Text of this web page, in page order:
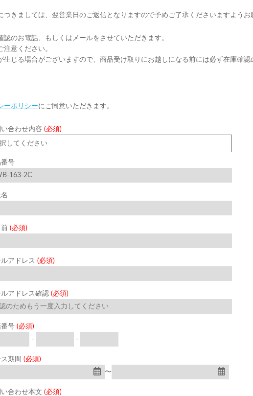
きましては、翌営業日のご返信となりますので予めご了承くださいますようお
のお電話、もしくはメールをさせていただきます。
意ください。
じる場合がございますので、商品受け取りにお越しになる前には必ず在庫確認
ーポリシーにご同意いただきます。
い合わせ内容 (必須)
番号
前 (必須)
ルアドレス (必須)
ルアドレス確認 (必須)
番号 (必須)
-
-
ス期間 (必須)
〜
い合わせ本文 (必須)